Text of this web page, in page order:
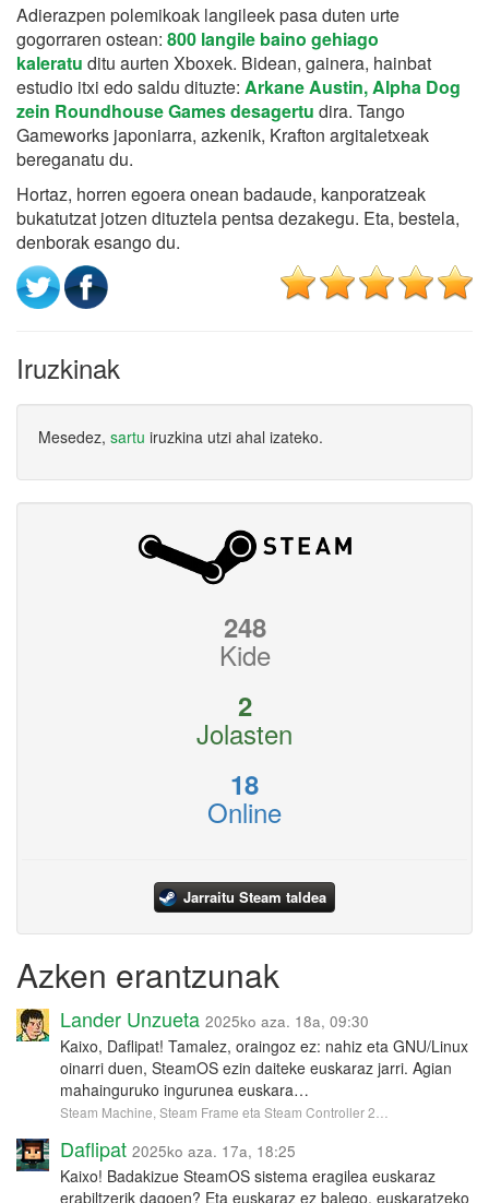
Adierazpen polemikoak langileek pasa duten urte
gogorraren ostean: 800 langile baino gehiago
kaleratu ditu aurten Xboxek. Bidean, gainera, hainbat
estudio itxi edo saldu dituzte: Arkane Austin, Alpha Dog
zein Roundhouse Games desagertu dira. Tango
Gameworks japoniarra, azkenik, Krafton argitaletxeak
bereganatu du.
Hortaz, horren egoera onean badaude, kanporatzeak
bukatutzat jotzen dituztela pentsa dezakegu. Eta, bestela,
denborak esango du.
Iruzkinak
Mesedez, sartu iruzkina utzi ahal izateko.
248
Kide
2
Jolasten
18
Online
Jarraitu Steam taldea
Azken erantzunak
Lander Unzueta 2025ko aza. 18a, 09:30
Kaixo, Daflipat! Tamalez, oraingoz ez: nahiz eta GNU/Linux
oinarri duen, SteamOS ezin daiteke euskaraz jarri. Agian
mahainguruko ingurunea euskara…
Steam Machine, Steam Frame eta Steam Controller 2…
Daflipat 2025ko aza. 17a, 18:25
Kaixo! Badakizue SteamOS sistema eragilea euskaraz
erabiltzerik dagoen? Eta euskaraz ez balego, euskaratzeko